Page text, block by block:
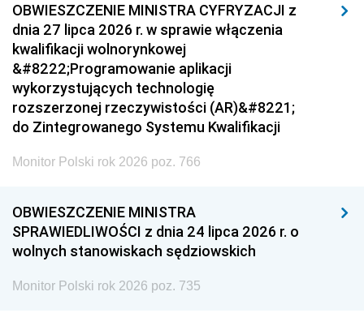
OBWIESZCZENIE MINISTRA CYFRYZACJI z
dnia 27 lipca 2026 r. w sprawie włączenia
kwalifikacji wolnorynkowej
&#8222;Programowanie aplikacji
wykorzystujących technologię
rozszerzonej rzeczywistości (AR)&#8221;
do Zintegrowanego Systemu Kwalifikacji
Monitor Polski rok 2026 poz. 766
OBWIESZCZENIE MINISTRA
SPRAWIEDLIWOŚCI z dnia 24 lipca 2026 r. o
wolnych stanowiskach sędziowskich
Monitor Polski rok 2026 poz. 735